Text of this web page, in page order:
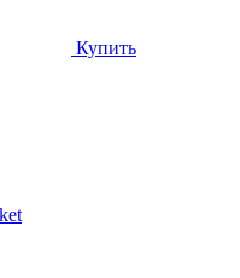
Купить